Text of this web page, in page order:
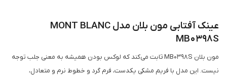
عینک آفتابی مون بلان مدل MONT BLANC
MB0398S
مون بلان MB0398S ثابت می‌کند که لوکس بودن همیشه به معنی جلب توجه
نیست. این مدل با فریم مشکی یکدست، فرم گرد و خطوط نرم و متعادل،